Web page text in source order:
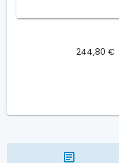
244,80 €